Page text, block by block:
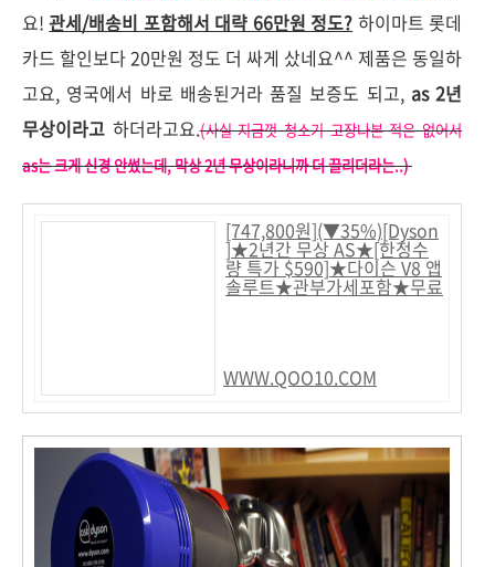
요!관세/배송비 포함해서 대략 66만원 정도? 하이마트 롯데
카드 할인보다 20만원 정도 더 싸게 샀네요^^ 제품은 동일하
고요, 영국에서 바로 배송된거라 품질 보증도 되고, as 2년
무상이라고 하더라고요.(사실 지금껏 청소기 고장나본 적은 없어서
as는 크게 신경 안썼는데, 막상 2년 무상이라니까 더 끌리더라는..)
[747,800원](▼35%)[Dyson
]★2년간 무상 AS★[한정수
량 특가 $590]★다이슨 V8 앱
솔루트★관부가세포함★무료
배송★구입 즉시 발송★돼지
WWW.QOO10.COM